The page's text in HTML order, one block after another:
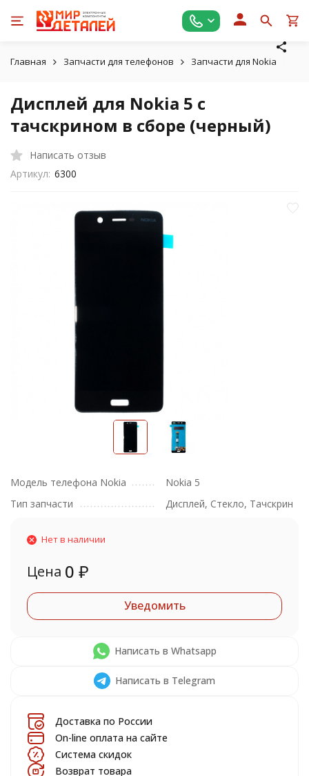
Главная Запчасти для телефонов Запчасти для Nokia
Дисплей для Nokia 5 с
тачскрином в сборе (черный)
Написать отзыв
Артикул: 6300
Модель телефона Nokia
Nokia 5
Тип запчасти
Дисплей, Стекло, Тачскрин
Нет в наличии
Цена 0 ₽
Уведомить
Написать в Whatsapp
Написать в Telegram
Доставка по России
On-line оплата на сайте
Система скидок
Возврат товара